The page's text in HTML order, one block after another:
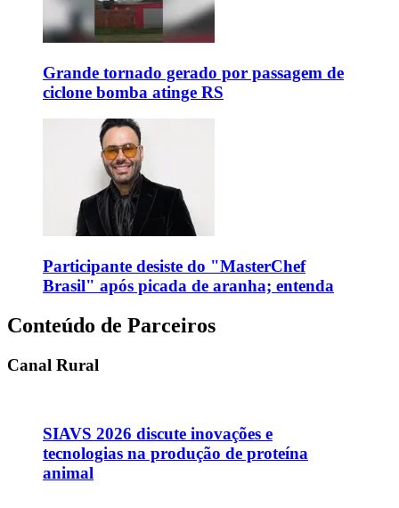
Grande tornado gerado por passagem de
ciclone bomba atinge RS
Participante desiste do "MasterChef
Brasil" após picada de aranha; entenda
Conteúdo de Parceiros
Canal Rural
SIAVS 2026 discute inovações e
tecnologias na produção de proteína
animal